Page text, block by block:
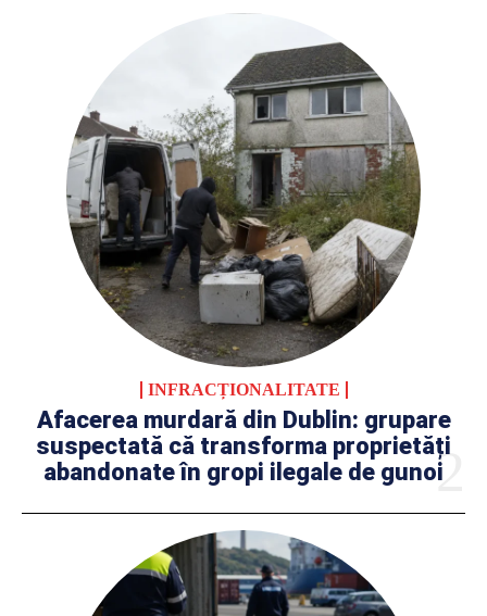
INFRACȚIONALITATE
Afacerea murdară din Dublin: grupare
suspectată că transforma proprietăți
abandonate în gropi ilegale de gunoi